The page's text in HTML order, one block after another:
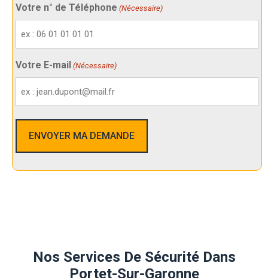
Votre n° de Téléphone (Nécessaire)
Votre E-mail (Nécessaire)
Nos Services De Sécurité Dans
Portet-Sur-Garonne